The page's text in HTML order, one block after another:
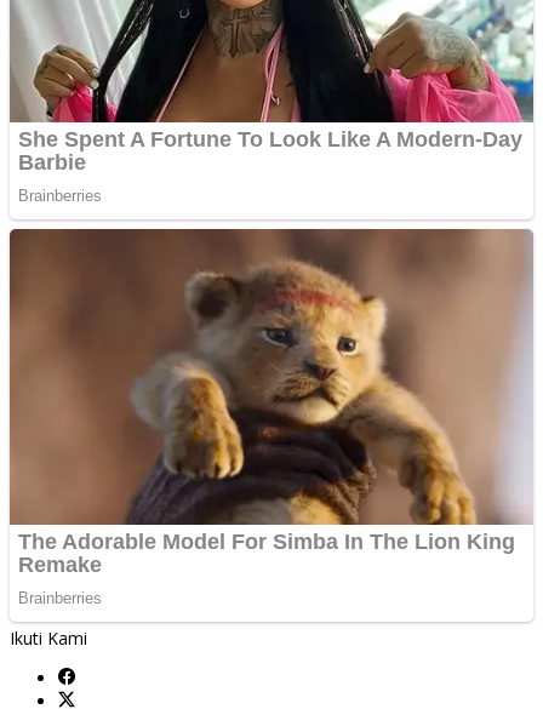
Ikuti Kami